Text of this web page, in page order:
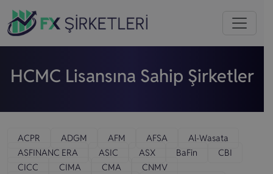
HCMC Lisansına Sahip Şirketler
ACPR ADGM AFM AFSA
Al-Wasata
ASFINANC ERA
ASIC ASX BaFin
CBI
CICC
CIMA CMA
CNMV